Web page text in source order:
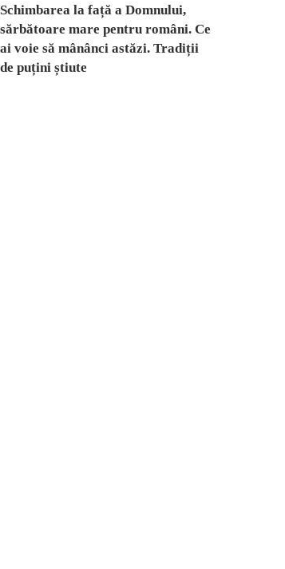
Schimbarea la față a Domnului,
sărbătoare mare pentru români. Ce
ai voie să mânânci astăzi. Tradiții
de puțini știute